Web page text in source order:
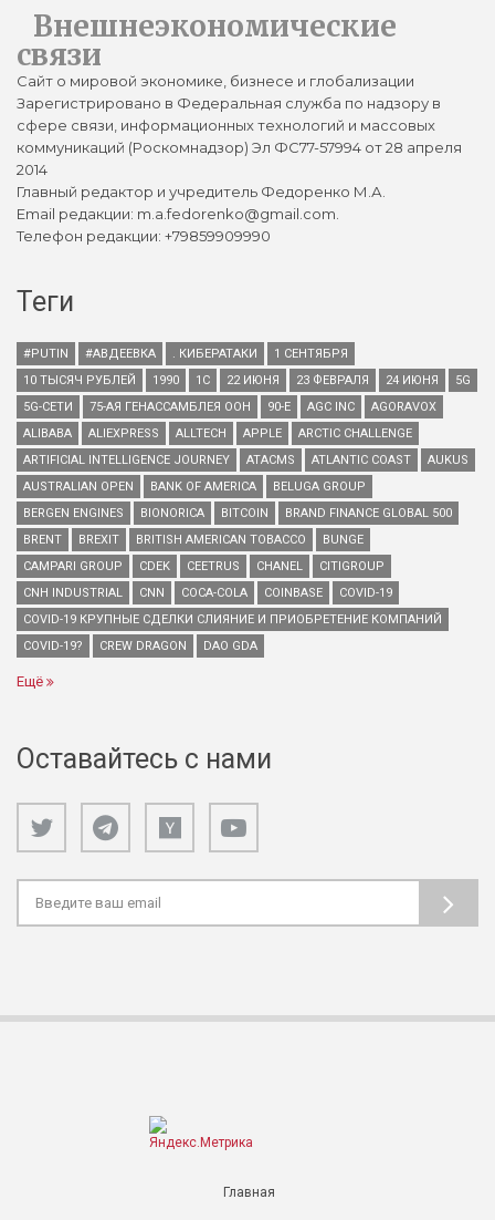
Внешнеэкономические
связи
Сайт о мировой экономике, бизнесе и глобализации
Зарегистрировано в Федеральная служба по надзору в
сфере связи, информационных технологий и массовых
коммуникаций (Роскомнадзор) Эл ФС77-57994 от 28 апреля
2014
Главный редактор и учредитель Федоренко М.А.
Email редакции: m.a.fedorenko@gmail.com.
Телефон редакции: +79859909990
Теги
#PUTIN #АВДЕЕВКА . КИБЕРАТАКИ
1 СЕНТЯБРЯ
10 ТЫСЯЧ РУБЛЕЙ
1990 1С 22 ИЮНЯ 23 ФЕВРАЛЯ 24 ИЮНЯ
5G
5G-СЕТИ
75-АЯ ГЕНАССАМБЛЕЯ ООН 90-Е AGC INC
AGORAVOX
ALIBABA
ALIEXPRESS ALLTECH APPLE
ARCTIC CHALLENGE
ARTIFICIAL INTELLIGENCE JOURNEY
ATACMS ATLANTIC COAST
AUKUS
AUSTRALIAN OPEN
BANK OF AMERICA
BELUGA GROUP
BERGEN ENGINES
BIONORICA BITCOIN
BRAND FINANCE GLOBAL 500
BRENT
BREXIT BRITISH AMERICAN TOBACCO
BUNGE
CAMPARI GROUP
CDEK CEETRUS CHANEL
CITIGROUP
CNH INDUSTRIAL
CNN COCA-COLA COINBASE
COVID-19
COVID-19 КРУПНЫЕ СДЕЛКИ СЛИЯНИЕ И ПРИОБРЕТЕНИЕ КОМПАНИЙ
COVID-19?
CREW DRAGON DAO GDA
Ещё
Оставайтесь с нами
Главная